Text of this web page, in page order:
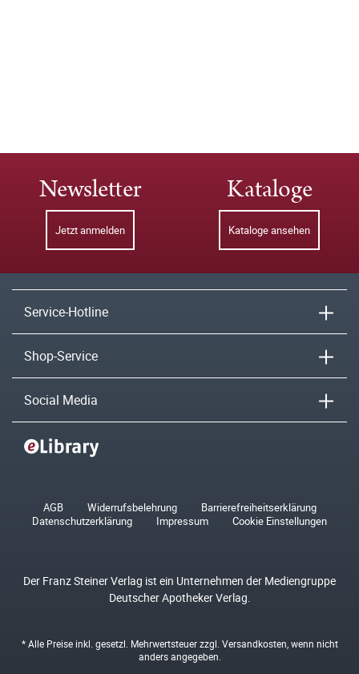
Newsletter
Jetzt anmelden
Kataloge
Kataloge ansehen
Service-Hotline
Shop-Service
Social Media
AGB Widerrufsbelehrung
Barrierefreiheitserklärung
Datenschutzerklärung
Impressum Cookie Einstellungen
Der Franz Steiner Verlag ist ein Unternehmen der Mediengruppe
Deutscher Apotheker Verlag.
* Alle Preise inkl. gesetzl. Mehrwertsteuer zzgl. Versandkosten , wenn nicht
anders angegeben.